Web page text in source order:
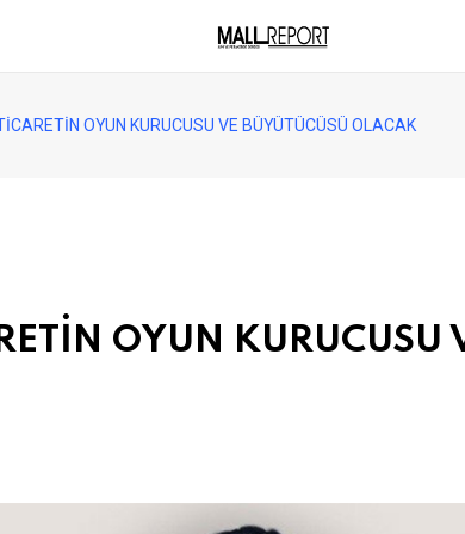
OYUN KURUCUSU VE BÜYÜTÜCÜSÜ OLACAK
OYUN KURUCUSU